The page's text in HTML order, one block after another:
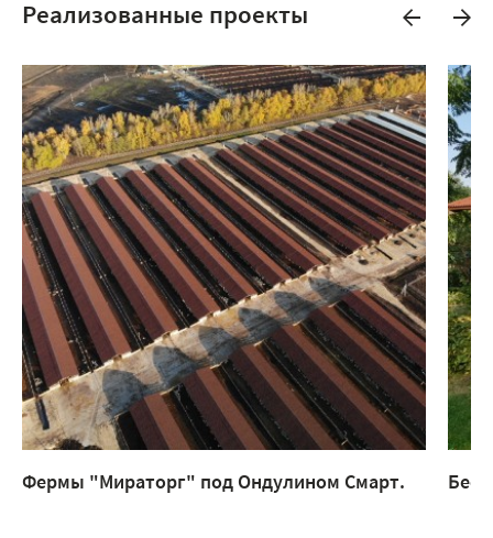
Реализованные проекты
Фермы "Мираторг" под Ондулином Смарт.